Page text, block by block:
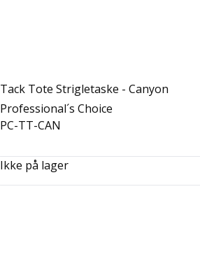
Tack Tote Strigletaske - Canyon
Professional´s Choice
PC-TT-CAN
Ikke på lager